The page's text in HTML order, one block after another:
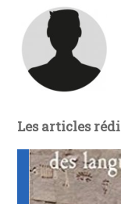
Les articles